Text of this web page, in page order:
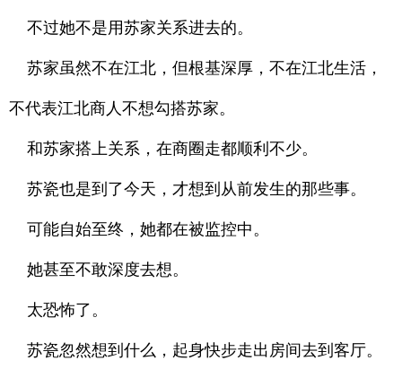
不过她不是用苏家关系进去的。
苏家虽然不在江北，但根基深厚，不在江北生活，
不代表江北商人不想勾搭苏家。
和苏家搭上关系，在商圈走都顺利不少。
苏瓷也是到了今天，才想到从前发生的那些事。
可能自始至终，她都在被监控中。
她甚至不敢深度去想。
太恐怖了。
苏瓷忽然想到什么，起身快步走出房间去到客厅。